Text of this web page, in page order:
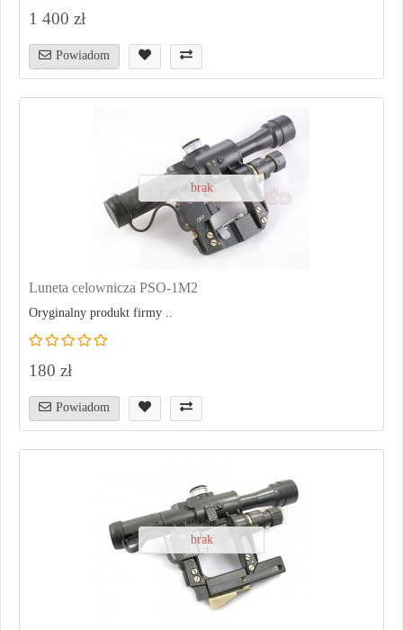
1 400 zł
Powiadom
brak
Luneta celownicza PSO-1M2
Oryginalny produkt firmy ..
180 zł
Powiadom
brak